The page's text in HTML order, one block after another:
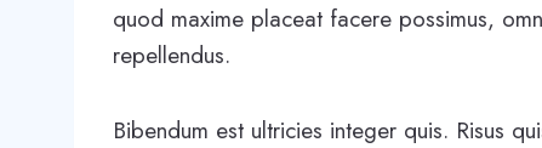
quod maxime placeat facere possimus,
repellendus.
Bibendum est ultricies integer quis. Risus